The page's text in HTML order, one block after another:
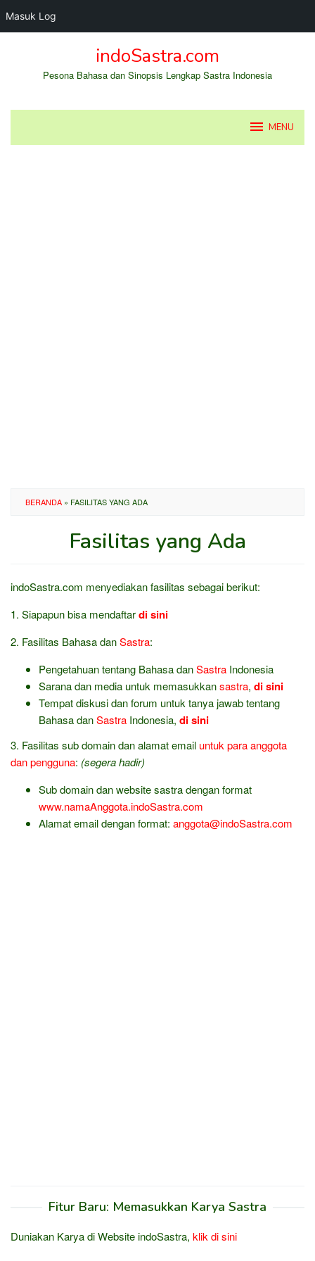
Masuk Log
indoSastra.com
Pesona Bahasa dan Sinopsis Lengkap Sastra Indonesia
MENU
BERANDA » FASILITAS YANG ADA
Fasilitas yang Ada
pada
Desember
indoSastra.com menyediakan fasilitas sebagai berikut:
1. Siapapun bisa mendaftardi sini
2. Fasilitas Bahasa danSastra:
Pengetahuan tentang Bahasa danSastra Indonesia
Sarana dan media untuk memasukkansastra, di sini
Tempat diskusi dan forum untuk tanya jawab tentang
Bahasa danSastra Indonesia, di sini
3. Fasilitas sub domain dan alamat email untuk para anggota
dan pengguna: (segera hadir)
Sub domain dan website sastra dengan format
www.namaAnggota.indoSastra.com
Alamat email dengan format: anggota@indoSastra.com
Fitur Baru: Memasukkan Karya Sastra
Duniakan Karya di Website indoSastra, klik di sini